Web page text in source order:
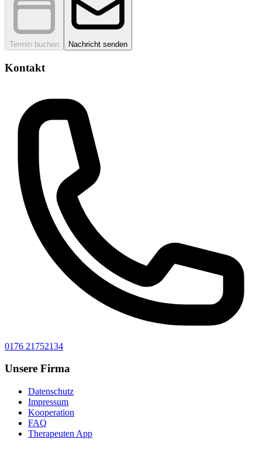
Termin buchen Nachricht senden
Kontakt
0176 21752134
Unsere Firma
Datenschutz
Impressum
Kooperation
FAQ
Therapeuten App